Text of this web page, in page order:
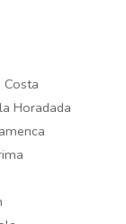
Costa
Horadada